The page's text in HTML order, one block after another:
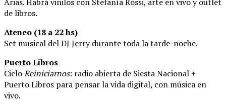
de libros.
Ateneo (18 a 22 hs)
Set musical del DJ Jerry durante toda la tarde-noche.
Puerto Libros
CicloReiniciarnos: radio abierta de Siesta Nacional +
Puerto Libros para pensar la vida digital, con música en
vivo.